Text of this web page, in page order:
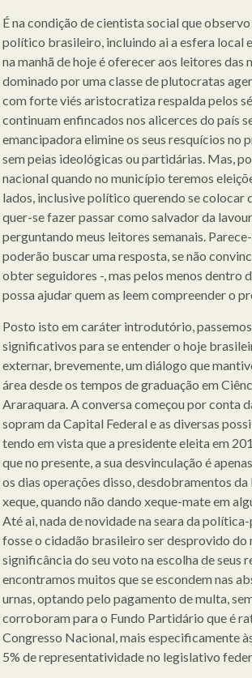
É na condição de cientista social que
político brasileiro, incluindo ai a esfera local
na manhã de hoje é oferecer aos leitores
dominado por uma classe de plutocratas
com forte viés aristocratiza respalda pelos
continuam enfincados nos alicerces do país
emancipadora elimine os seus resquícios no
sem peias ideológicas ou partidárias. Mas,
nacional quando no município teremos
lados, inclusive político querendo se colocar
quer-se fazer passar como salvador da
perguntando meus leitores semanais.
poderão buscar uma resposta, se não
obter seguidores -, mas pelos menos dentro
possa ajudar quem as leem compreender o
Posto isto em caráter introdutório,
significativos para se entender o hoje
externar, brevemente, um diálogo que
área desde os tempos de graduação em
Araraquara. A conversa começou por conta
sopram da Capital Federal e as diversas
tendo em vista que a presidente eleita em
que no presente, a sua desvinculação é
os dias operações disso, desdobramentos
xeque, quando não dando xeque-mate em
Até ai, nada de novidade na seara da
fosse o cidadão brasileiro ser desprovido do
significância do seu voto na escolha de seus
encontramos muitos que se escondem nas
urnas, optando pelo pagamento de multa,
corroboram para o Fundo Partidário que é
Congresso Nacional, mais especificamente
5% de representatividade no legislativo